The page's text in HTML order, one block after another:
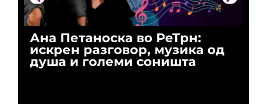
Ана Петаноска во РеТрн:
искрен разговор, музика од
душа и големи соништа